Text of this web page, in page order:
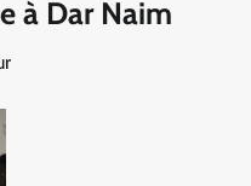
à Dar Naim